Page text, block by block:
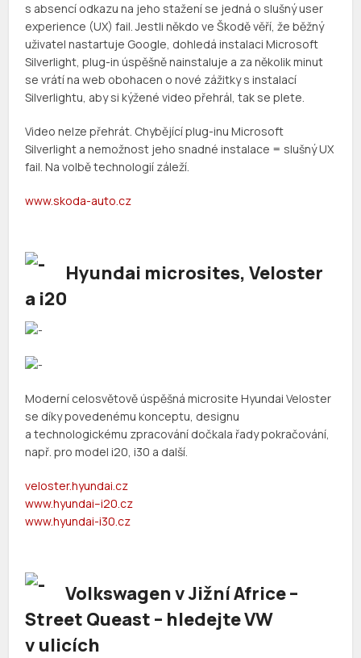
s absencí odkazu na jeho stažení se jedná o slušný user
experience (UX) fail. Jestli někdo ve Škodě věří, že běžný
uživatel nastartuje Google, dohledá instalaci Microsoft
Silverlight, plug-in úspěšně nainstaluje a za několik minut
se vrátí na web obohacen o nové zážitky s instalací
Silverlightu, aby si kýžené video přehrál, tak se plete.
Video nelze přehrát. Chybějící plug-inu Microsoft
Silverlight a nemožnost jeho snadné instalace = slušný UX
fail. Na volbě technologií záleží.
www.skoda-auto.cz
Hyundai microsites, Veloster
a i20
Moderní celosvětově úspěšná microsite Hyundai Veloster
se díky povedenému konceptu, designu
a technologickému zpracování dočkala řady pokračování,
např. pro model i20, i30 a další.
veloster.hyundai.cz
www.hyundai–i20.cz
www.hyundai-i30.cz
Volkswagen v Jižní Africe –
Street Queast – hledejte VW
v ulicích